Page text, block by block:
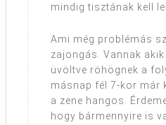
mindig tisztának kell
Ami még problémás
zajongás. Vannak
üvöltve röhögnek a
másnap fél 7-kor már
a zene hangos.
hogy bármennyire is